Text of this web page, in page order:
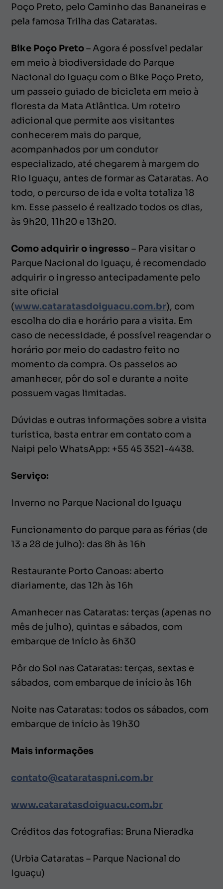
Poço Preto, pelo Caminho das Bananeiras e
pela famosa Trilha das Cataratas.
Bike Poço Preto– Agora é possível pedalar
em meio à biodiversidade do Parque
Nacional do Iguaçu com o Bike Poço Preto,
um passeio guiado de bicicleta em meio à
floresta da Mata Atlântica. Um roteiro
adicional que permite aos visitantes
conhecerem mais do parque,
acompanhados por um condutor
especializado, até chegarem à margem do
Rio Iguaçu, antes de formar as Cataratas. Ao
todo, o percurso de ida e volta totaliza 18
km. Esse passeio é realizado todos os dias,
às 9h20, 11h20 e 13h20.
Como adquirir o ingresso– Para visitar o
Parque Nacional do Iguaçu, é recomendado
adquirir o ingresso antecipadamente pelo
site oficial
(www.cataratasdoiguacu.com.br), com
escolha do dia e horário para a visita. Em
caso de necessidade, é possível reagendar o
horário por meio do cadastro feito no
momento da compra. Os passeios ao
amanhecer, pôr do sol e durante a noite
possuem vagas limitadas.
Dúvidas e outras informações sobre a visita
turística, basta entrar em contato com a
Naipi pelo WhatsApp: +55 45 3521-4438.
Serviço:
Inverno no Parque Nacional do Iguaçu
Funcionamento do parque para as férias (de
13 a 28 de julho): das 8h às 16h
Restaurante Porto Canoas: aberto
diariamente, das 12h às 16h
Amanhecer nas Cataratas: terças (apenas no
mês de julho), quintas e sábados, com
embarque de início às 6h30
Pôr do Sol nas Cataratas: terças, sextas e
sábados, com embarque de início às 16h
Noite nas Cataratas: todos os sábados, com
embarque de início às 19h30
Mais informações
contato@catarataspni.com.br
www.cataratasdoiguacu.com.br
Créditos das fotografias: Bruna Nieradka
(Urbia Cataratas – Parque Nacional do
Iguaçu)